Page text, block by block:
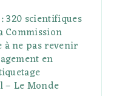
320 scientifiques
Commission
à ne pas revenir
en
Le Monde